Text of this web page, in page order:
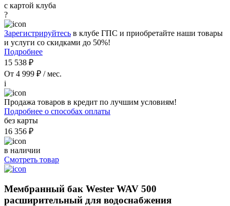
с картой клуба
?
Зарегистрируйтесь в клубе ГПС и приобретайте наши товары
и услуги со скидками до 50%!
Подробнее
15 538 ₽
От 4 999 ₽ / мес.
i
Продажа товаров в кредит по лучшим условиям!
Подробнее о способах оплаты
без карты
16 356 ₽
в наличии
Смотреть товар
Мембранный бак Wester WAV 500
расширительный для водоснабжения